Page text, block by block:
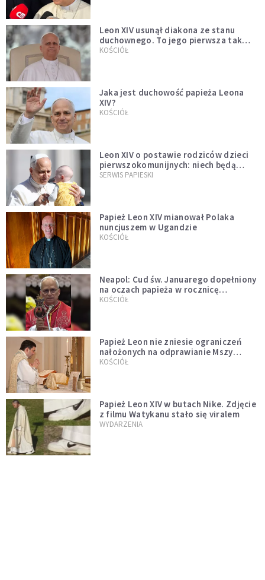
Leon XIV usunął diakona ze stanu
duchownego. To jego pierwsza tak
bezprecedensowa decyzja
KOŚCIÓŁ
Jaka jest duchowość papieża Leona
XIV?
KOŚCIÓŁ
Leon XIV o postawie rodziców dzieci
pierwszokomunijnych: niech będą
przykładem
SERWIS PAPIESKI
Papież Leon XIV mianował Polaka
nuncjuszem w Ugandzie
KOŚCIÓŁ
Neapol: Cud św. Januarego dopełniony
na oczach papieża w rocznicę
pontyfikatu!
KOŚCIÓŁ
Papież Leon nie zniesie ograniczeń
nałożonych na odprawianie Mszy
trydenckiej. „Traditionis custodes”
KOŚCIÓŁ
Papież Leon XIV w butach Nike. Zdjęcie
z filmu Watykanu stało się viralem
WYDARZENIA